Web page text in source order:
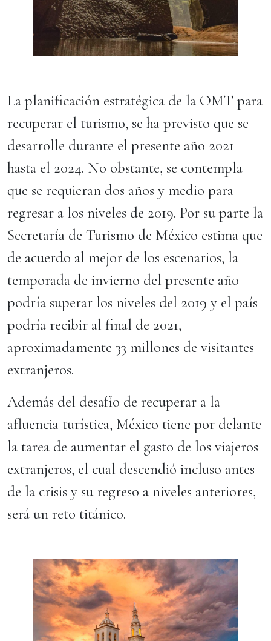
La planificación estratégica de la OMT para
recuperar el turismo, se ha previsto que se
desarrolle durante el presente año 2021
hasta el 2024. No obstante, se contempla
que se requieran dos años y medio para
regresar a los niveles de 2019. Por su parte la
Secretaría de Turismo de México estima que
de acuerdo al mejor de los escenarios, la
temporada de invierno del presente año
podría superar los niveles del 2019 y el país
podría recibir al final de 2021,
aproximadamente 33 millones de visitantes
extranjeros.
Además del desafío de recuperar a la
afluencia turística, México tiene por delante
la tarea de aumentar el gasto de los viajeros
extranjeros, el cual descendió incluso antes
de la crisis y su regreso a niveles anteriores,
será un reto titánico.